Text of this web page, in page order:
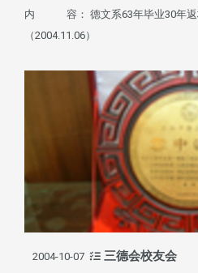
内 容： 德文系63年毕业30年返
（2004.11.06）
2004-10-07 三德会校友会